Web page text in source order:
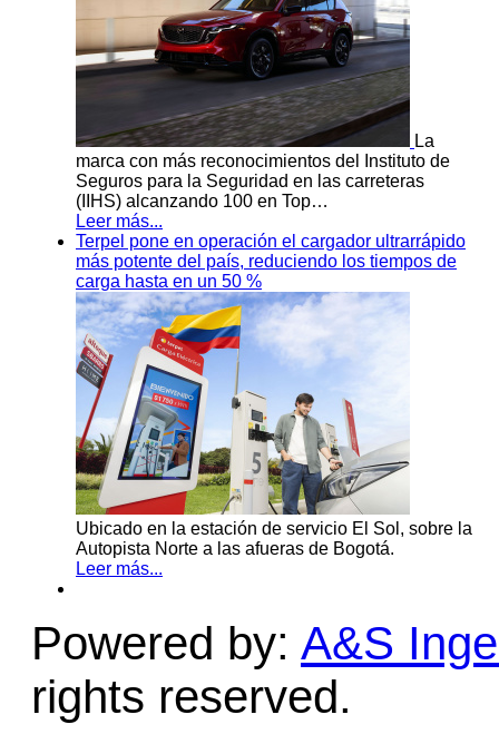
La
marca con más reconocimientos del Instituto de
Seguros para la Seguridad en las carreteras
(IIHS) alcanzando 100 en Top…
Leer más...
Terpel pone en operación el cargador ultrarrápido
más potente del país, reduciendo los tiempos de
carga hasta en un 50 %
Ubicado en la estación de servicio El Sol, sobre la
Autopista Norte a las afueras de Bogotá.
Leer más...
Powered by: A&S
rights reserved.